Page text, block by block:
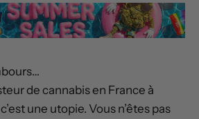
de cannabis en France à
une utopie. Vous n’êtes pas